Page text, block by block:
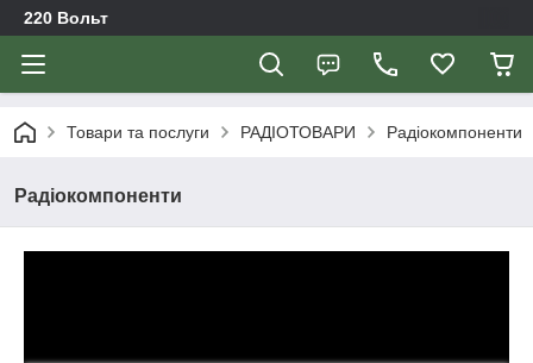
220 Вольт
Товари та послуги РАДІОТОВАРИ Радіокомпоненти
Радіокомпоненти